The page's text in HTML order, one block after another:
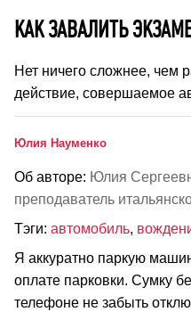
КАК ЗАВАЛИТЬ
Нет ничего сложнее, чем
действие, совершаемое
Юлия Науменко
Об авторе: Юлия
преподаватель
Тэги: автомобиль,
Я аккуратно паркую
оплате парковки. Сумку
телефоне не забыть